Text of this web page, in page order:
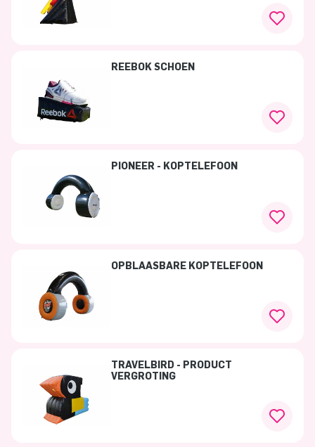
REEBOK SCHOEN
PIONEER - KOPTELEFOON
OPBLAASBARE KOPTELEFOON
TRAVELBIRD - PRODUCT
VERGROTING